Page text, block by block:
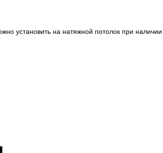
установить на натяжной потолок при